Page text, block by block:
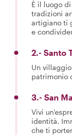
È il luogo
tradizioni
artigiano ti
e
2.- Santo
Un
patrimonio
3.- San
Vivi
identità.
che ti